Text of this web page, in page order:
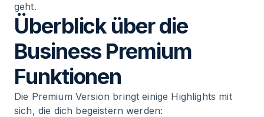
geht.
Überblick über die
Business Premium
Funktionen
Die Premium Version bringt einige Highlights mit
sich, die dich begeistern werden: